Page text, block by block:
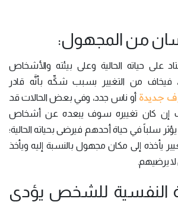
على حياته الحالية وعلى بيئته والأشخاص
فيخاف من التغيير بسبب شكِّه بأنَّه قادر
جديدة أو ناس جدد، وفي بعض الحالات قد
إن كان تغييره سوف يبعده عن أشخاص
سلباً في حياة أحدهم فيرضى بحياته الحالية؛
يأخذه إلى مكان مجهول بالنسبة إليه ويأخذ
يرضيهم.
النفسية للشخص يؤدي